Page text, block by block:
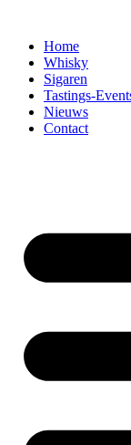
Home
Whisky
Sigaren
Tastings-
Nieuws
Contact